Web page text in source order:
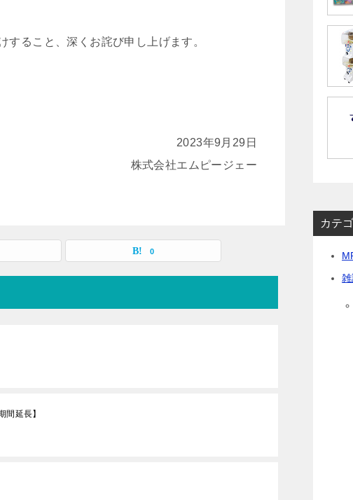
ること、深くお詫び申し上げます。
2023年9月29日
株式会社エムピージェー
0
間延長】
カテ